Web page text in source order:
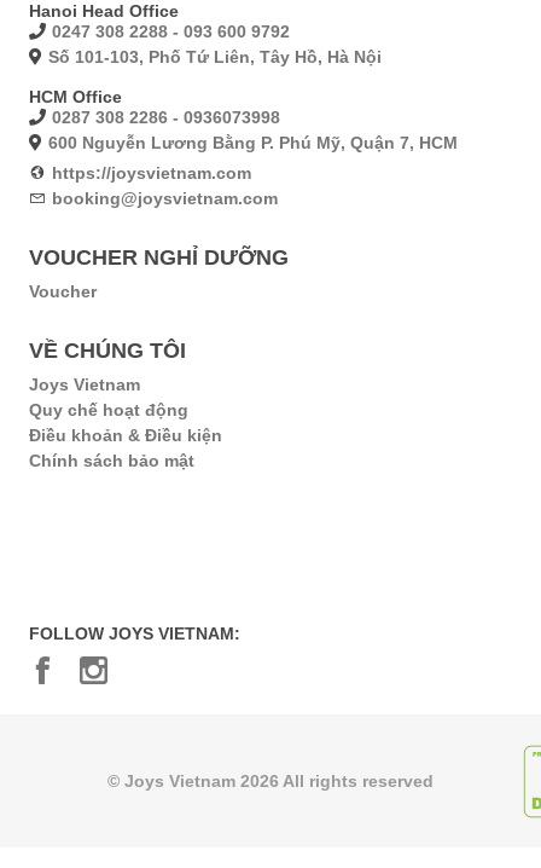
Hanoi Head Office
0247 308 2288 - 093 600 9792
Số 101-103, Phố Tứ Liên, Tây Hồ, Hà Nội
HCM Office
0287 308 2286 - 0936073998
600 Nguyễn Lương Bằng P. Phú Mỹ, Quận 7, HCM
https://joysvietnam.com
booking@joysvietnam.com
VOUCHER NGHỈ DƯỠNG
Voucher
VỀ CHÚNG TÔI
Joys Vietnam
Quy chế hoạt động
Điều khoản & Điều kiện
Chính sách bảo mật
FOLLOW JOYS VIETNAM:
© Joys Vietnam 2026 All rights reserved